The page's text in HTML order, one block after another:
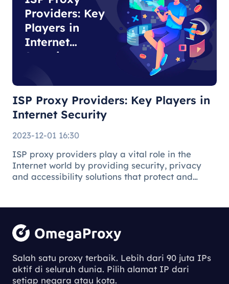
Providers: Key
Players in
Internet
Security
ISP Proxy Providers: Key Players in
Internet Security
2023-12-01 16:30
ISP proxy providers play a vital role in the
Internet world by providing security, privacy
and accessibility solutions that protect and
Understanding
the Process of
Downloading
Salah satu proxy terbaik. Lebih dari 90 juta IPs
aktif di seluruh dunia. Pilih alamat IP dari
setiap negara atau kota.